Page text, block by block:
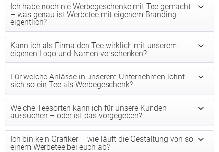
Ich habe noch nie Werbegeschenke mit Tee gemacht
– was genau ist Werbetee mit eigenem Branding
eigentlich?
Kann ich als Firma den Tee wirklich mit unserem
eigenen Logo und Namen verschenken?
Für welche Anlässe in unserem Unternehmen lohnt
sich so ein Tee als Werbegeschenk?
Welche Teesorten kann ich für unsere Kunden
aussuchen – oder ist das vorgegeben?
Ich bin kein Grafiker – wie läuft die Gestaltung von so
einem Werbetee bei euch ab?